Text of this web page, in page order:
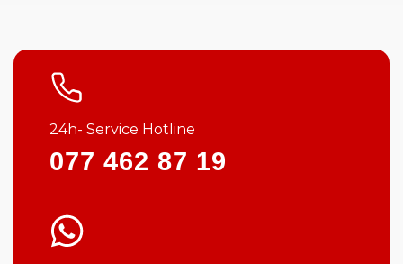
24h- Service Hotline
077 462 87 19